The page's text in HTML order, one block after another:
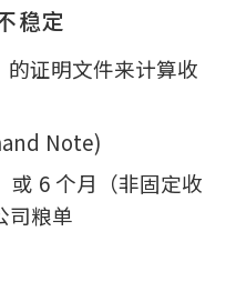
稳定
证明文件来计算收
Note)
或 6 个月（非固定收
司粮单